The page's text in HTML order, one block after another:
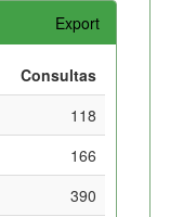
Export
Consultas
118
166
390